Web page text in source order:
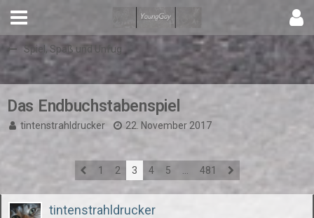
Spiel, Spaß und Unfug
Das Endbuchstabenspiel
tintenstrahldrucker 22. November 2017
1 2 3 4 5 481
tintenstrahldrucker